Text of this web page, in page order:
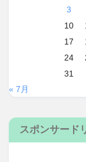
3
10
17
24
31
« 7月
スポンサード